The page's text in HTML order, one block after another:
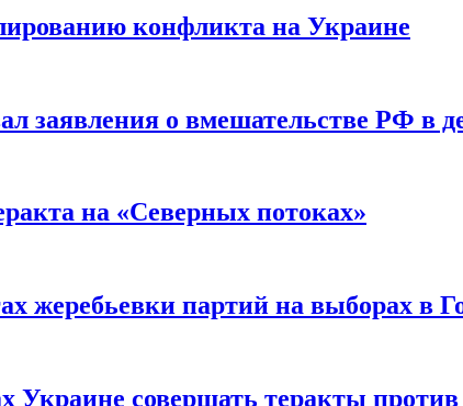
конфликта на Украине
заявления о вмешательстве РФ в
на «Северных потоках»
жеребьевки партий на выборах в
Украине совершать теракты против